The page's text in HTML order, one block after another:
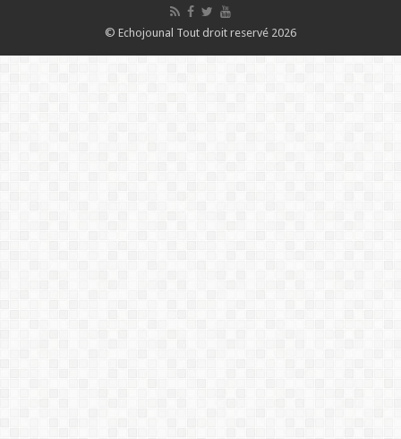
© Echojounal Tout droit reservé 2026